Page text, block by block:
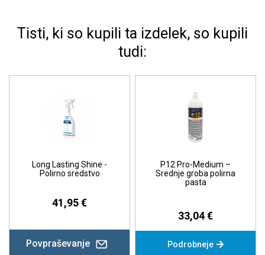
Tisti, ki so kupili ta izdelek, so kupili
tudi:
Long Lasting Shine -
Polirno sredstvo
41,95 €
Povpraševanje
P12 Pro-Medium –
Srednje groba polirna
pasta
33,04 €
Podrobneje